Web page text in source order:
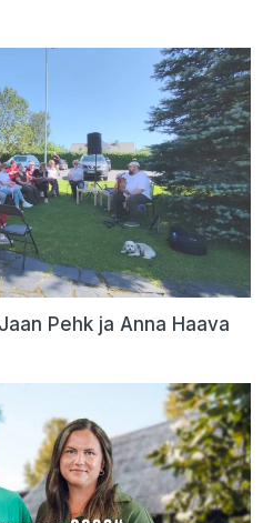
Pehk ja Anna Haava